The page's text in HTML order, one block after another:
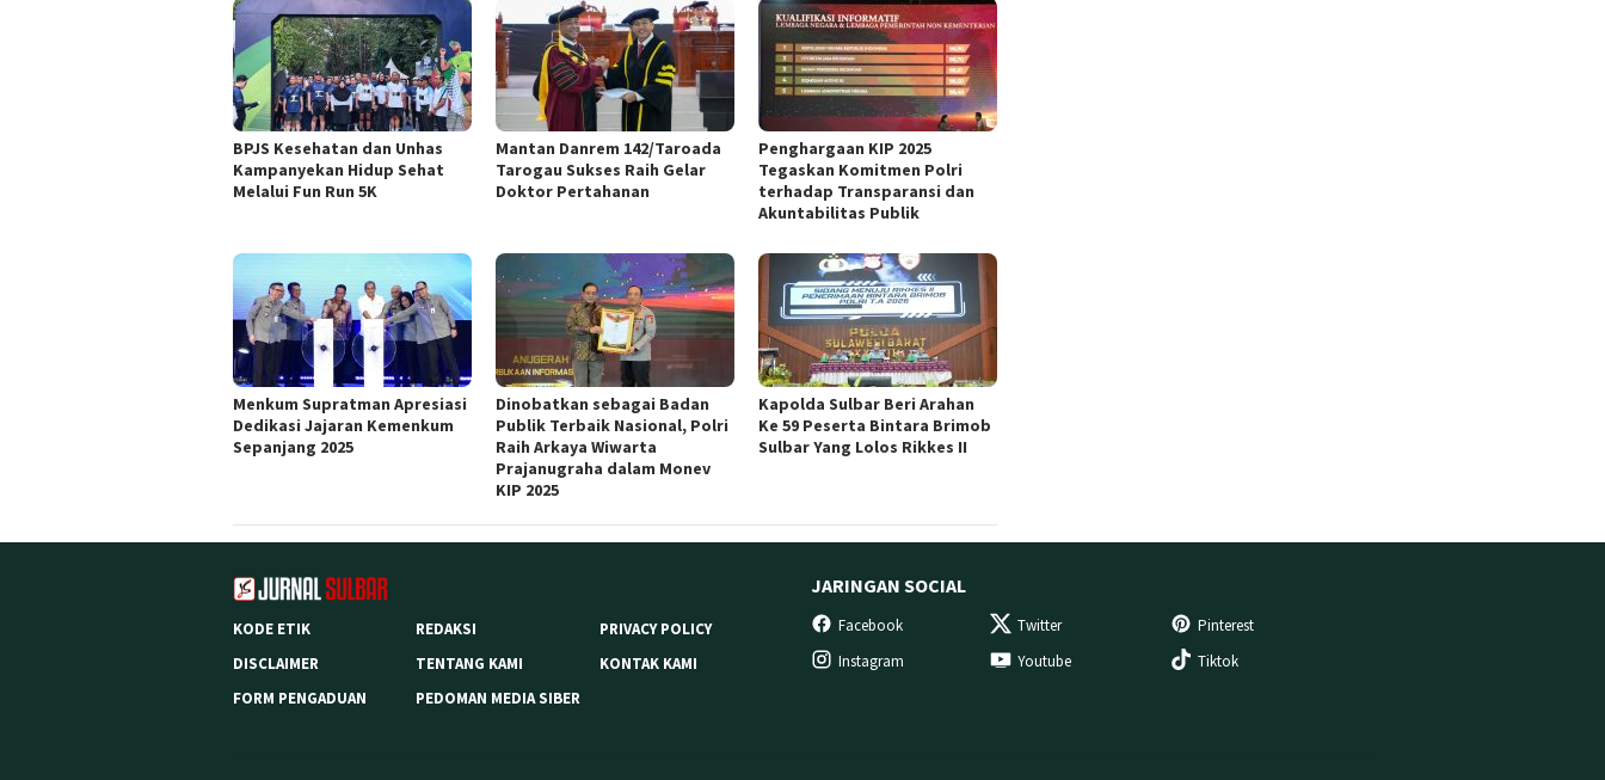
BPJS Kesehatan dan Unhas
Kampanyekan Hidup Sehat
Melalui Fun Run 5K
Mantan Danrem 142/Taroada
Tarogau Sukses Raih Gelar
Doktor Pertahanan
Penghargaan KIP 2025
Tegaskan Komitmen Polri
terhadap Transparansi dan
Akuntabilitas Publik
Menkum Supratman Apresiasi
Dedikasi Jajaran Kemenkum
Sepanjang 2025
Dinobatkan sebagai Badan
Publik Terbaik Nasional, Polri
Raih Arkaya Wiwarta
Prajanugraha dalam Monev
KIP 2025
Kapolda Sulbar Beri Arahan
Ke 59 Peserta Bintara Brimob
Sulbar Yang Lolos Rikkes II
KODE ETIK REDAKSI
PRIVACY POLICY
DISCLAIMER
TENTANG KAMI
KONTAK KAMI
FORM PENGADUAN
PEDOMAN MEDIA SIBER
JARINGAN SOCIAL
Facebook Twitter
Pinterest
Instagram
Youtube Tiktok